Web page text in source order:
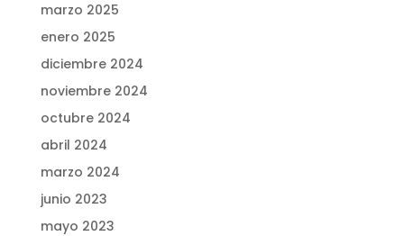
marzo 2025
enero 2025
diciembre 2024
noviembre 2024
octubre 2024
abril 2024
marzo 2024
junio 2023
mayo 2023